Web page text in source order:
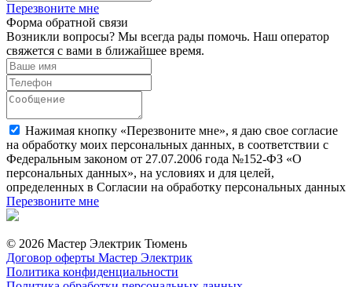
Перезвоните мне
Форма обратной связи
Возникли вопросы? Мы всегда рады помочь. Наш оператор
свяжется с вами в ближайшее время.
Нажимая кнопку «Перезвоните мне», я даю свое согласие
на обработку моих персональных данных, в соответствии с
Федеральным законом от 27.07.2006 года №152-ФЗ «О
персональных данных», на условиях и для целей,
определенных в Согласии на обработку персональных данных
Перезвоните мне
© 2026 Мастер Электрик Тюмень
Договор оферты Мастер Электрик
Политика конфиденциальности